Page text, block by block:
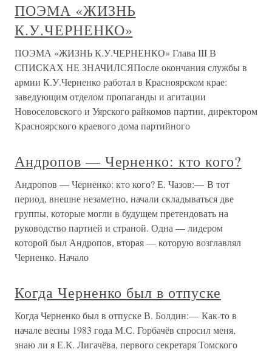
ПОЭМА «ЖИЗНЬ
К.У.ЧЕРНЕНКО»
ПОЭМА «ЖИЗНЬ К.У.ЧЕРНЕНКО» Глава III В
СПИСКАХ НЕ ЗНАЧИЛСЯПосле окончания службы в
армии К.У.Черненко работал в Красноярском крае:
заведующим отделом пропаганды и агитации
Новоселовского и Уярского райкомов партии, директором
Красноярского краевого дома партийного
Андропов — Черненко: кто кого?
Андропов — Черненко: кто кого? Е. Чазов:— В тот
период, внешне незаметно, начали складываться две
группы, которые могли в будущем претендовать на
руководство партией и страной. Одна — лидером
которой был Андропов, вторая — которую возглавлял
Черненко. Начало
Когда Черненко был в отпуске
Когда Черненко был в отпуске В. Болдин:— Как-то в
начале весны 1983 года М.С. Горбачёв спросил меня,
знаю ли я Е.К. Лигачёва, первого секретаря Томского